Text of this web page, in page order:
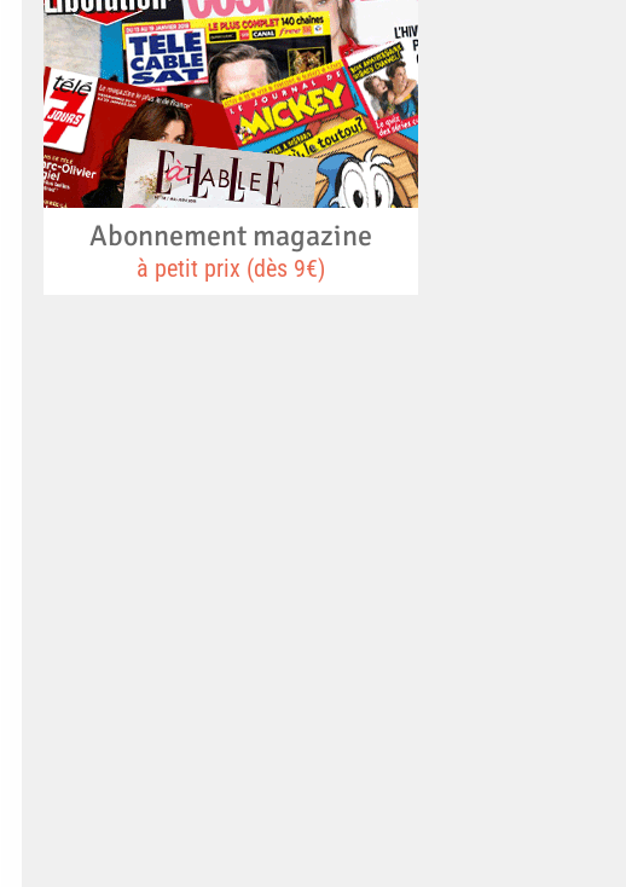
Abonnement magazine
à petit prix (dès 9€)